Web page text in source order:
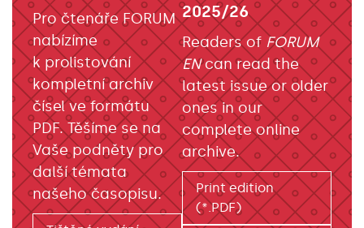
Pro čtenáře FORUM
nabízíme
k prolistování
kompletní archiv
čísel ve formátu
PDF. Těšíme se na
Vaše podněty pro
další témata
našeho časopisu.
2025/26
Readers of FORUM
ENcan read the
latest issue or older
ones in our
complete online
archive.
Print edition
(*.PDF)